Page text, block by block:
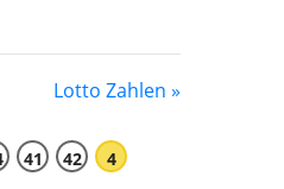
Lotto Zahlen »
41 42 4